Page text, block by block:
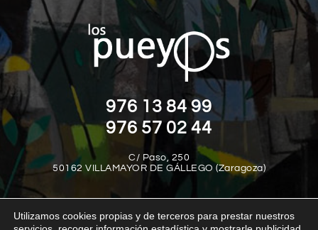
976 13 84 99
976 57 02 44
C/ Paso, 250
50162 VILLAMAYOR DE GÁLLEGO (Zaragoza)
Utilizamos cookies propias y de terceros para prestar nuestros